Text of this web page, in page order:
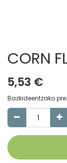
CORN
5,53 €
Bazkideentzako